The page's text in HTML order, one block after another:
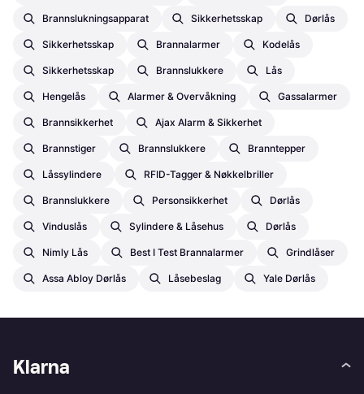
Brannslukningsapparat Sikkerhetsskap Dørlås
Sikkerhetsskap Brannalarmer Kodelås
Sikkerhetsskap Brannslukkere Lås
Hengelås Alarmer & Overvåkning Gassalarmer
Brannsikkerhet Ajax Alarm & Sikkerhet
Brannstiger Brannslukkere Branntepper
Låssylindere RFID-Tagger & Nøkkelbriller
Brannslukkere Personsikkerhet Dørlås
Vinduslås Sylindere & Låsehus Dørlås
Nimly Lås Best I Test Brannalarmer Grindlåser
Assa Abloy Dørlås Låsebeslag Yale Dørlås
Klarna